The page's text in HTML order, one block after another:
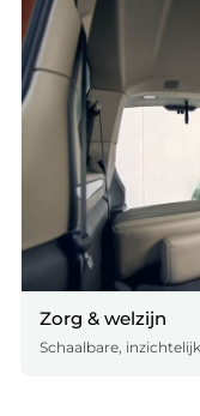
Zorg & welzijn
Schaalbare,